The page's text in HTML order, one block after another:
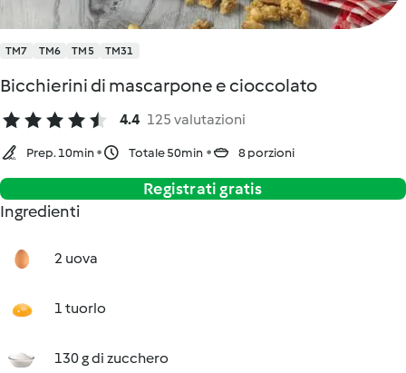
TM7 TM6 TM5 TM31
Bicchierini di mascarpone e cioccolato
4.4 125 valutazioni
Prep. 10min Totale 50min 8 porzioni
Registrati gratis
Ingredienti
2 uova
1 tuorlo
130 g di zucchero